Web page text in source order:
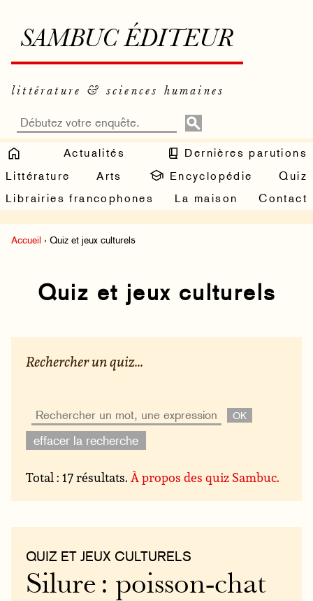
SAMBUC ÉDITEUR
littérature & sciences humaines
Actualités
Dernières parutions
Littérature
Arts Encyclopédie
Quiz
Librairies francophones
La maison Contact
Accueil › Quiz et jeux culturels
Quiz et jeux culturels
Rechercher un quiz...
effacer la recherche
Total : 17 résultats.À propos des quiz Sambuc.
QUIZ ET JEUX CULTURELS
Silure : poisson-chat